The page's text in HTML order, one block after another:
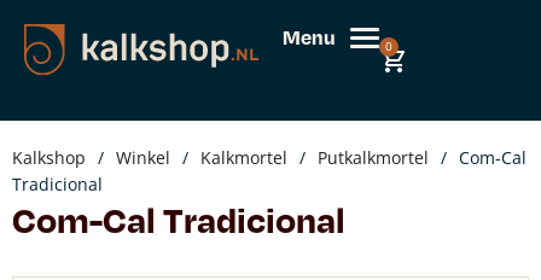
Menu 0
Kalkshop / Winkel / Kalkmortel / Putkalkmortel / Com-Cal
Tradicional
Com-Cal Tradicional